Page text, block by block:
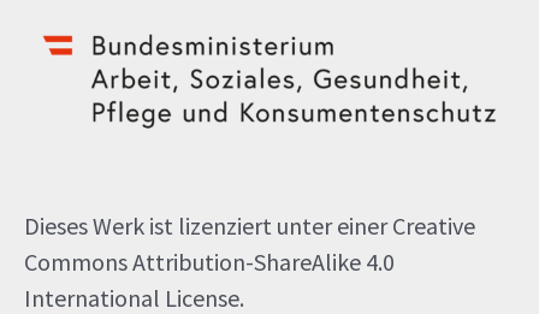
Dieses Werk ist lizenziert unter einer Creative
Commons Attribution-ShareAlike 4.0
International License.